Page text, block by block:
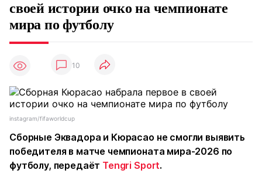
своей истории очко на чемпионате
мира по футболу
10
instagram/fifaworldcup
Сборные Эквадора и Кюрасао не смогли выявить
победителя в матче чемпионата мира-2026 по
футболу, передаёт Tengri Sport.